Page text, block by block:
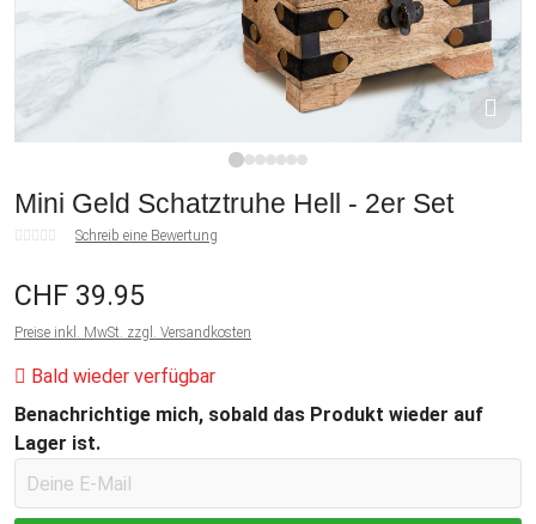
Mini Geld Schatztruhe Hell - 2er Set
Schreib eine Bewertung
CHF 39.95
Preise inkl. MwSt. zzgl. Versandkosten
Bald wieder verfügbar
Benachrichtige mich, sobald das Produkt wieder auf
Lager ist.